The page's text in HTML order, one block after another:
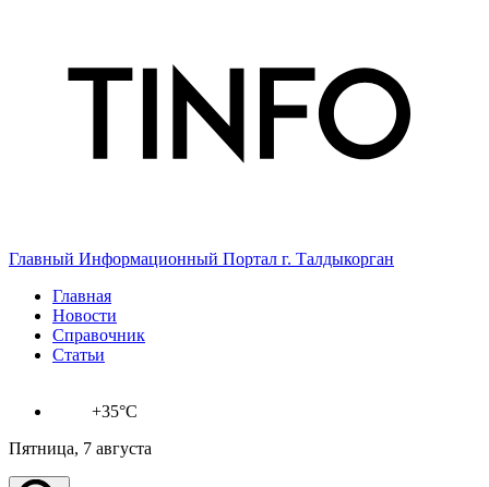
Главный Информационный Портал г. Талдыкорган
Главная
Новости
Справочник
Статьи
+35°C
Пятница, 7 августа